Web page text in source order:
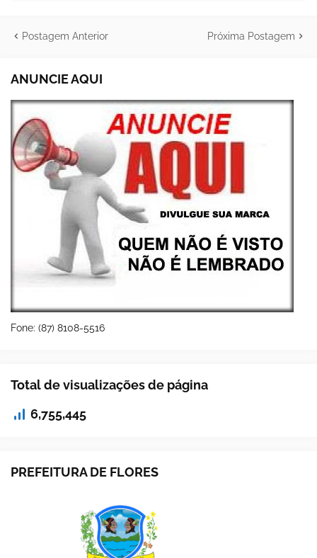
Postagem Anterior Próxima Postagem
ANUNCIE AQUI
Fone: (87) 8108-5516
Total de visualizações de página
6,755,445
PREFEITURA DE FLORES